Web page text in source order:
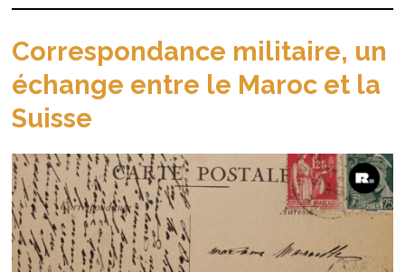
Correspondance militaire, un
échange entre le Maroc et la
Suisse